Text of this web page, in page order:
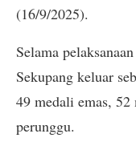
(16/9/2025).
Selama
Sekupang keluar
49 medali emas,
perunggu.